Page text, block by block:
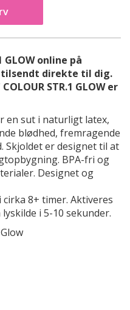
GLOW online på
direkte til dig.
STR.1 GLOW er
en sut i naturligt latex,
blødhed, fremragende
Skjoldet er designet til at
BPA-fri og
Designet og
8+ timer. Aktiveres
i 5-10 sekunder.